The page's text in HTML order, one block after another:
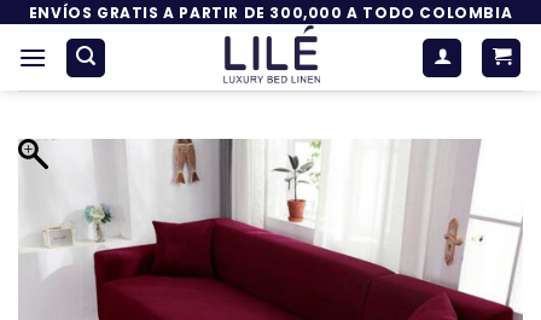
Saltar
contenido
ENVÍOS GRATIS A PARTIR DE 300,000 A TODO COLOMBIA